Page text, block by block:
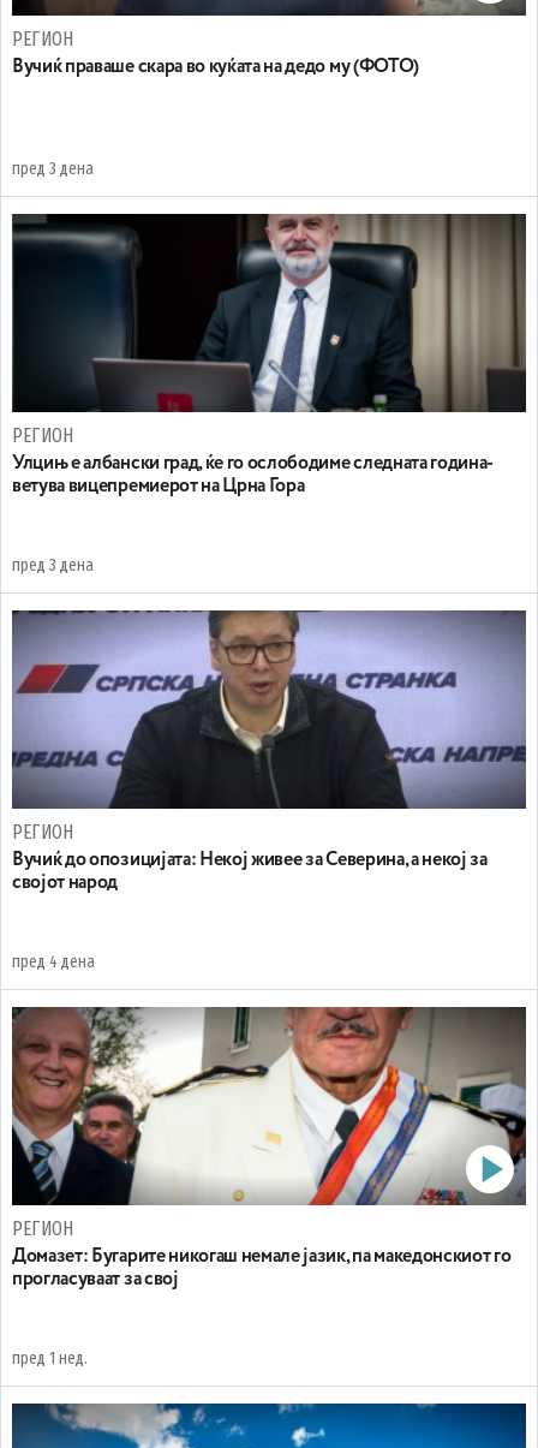
РЕГИОН
Вучиќ праваше скара во куќата на дедо му (ФОТО)
пред 3 дена
РЕГИОН
Улцињ е албански град, ќе го ослободиме следната година-
ветува вицепремиерот на Црна Гора
пред 3 дена
РЕГИОН
Вучиќ до опозицијата: Некој живее за Северина, а некој за
својот народ
пред 4 дена
РЕГИОН
Домазет: Бугарите никогаш немале јазик, па македонскиот го
прогласуваат за свој
пред 1 нед.